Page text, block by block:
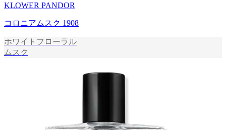
KLOWER PANDOR
コロニアムスク 1908
ホワイトフローラル
ムスク